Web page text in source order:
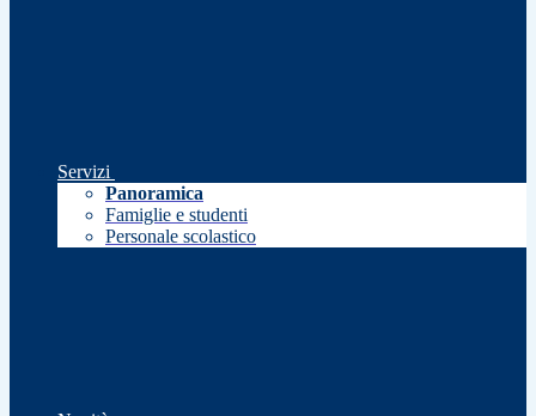
Servizi
Panoramica
Famiglie e studenti
Personale scolastico